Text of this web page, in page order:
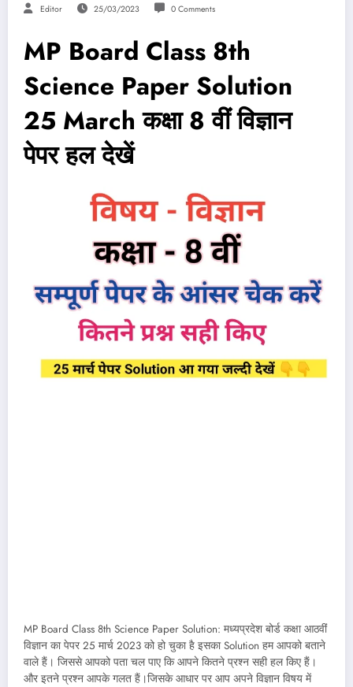
Editor 25/03/2023 0 Comments
MP Board Class 8th
Science Paper Solution
25 March कक्षा 8 वीं विज्ञान
पेपर हल देखें
MP Board Class 8th Science Paper Solution: मध्यप्रदेश बोर्ड कक्षा आठवीं
विज्ञान का पेपर 25 मार्च 2023 को हो चुका है इसका Solution हम आपको बताने
वाले हैं। जिससे आपको पता चल पाए कि आपने कितने प्रश्न सही हल किए हैं।
और इतने प्रश्न आपके गलत हैं।जिसके आधार पर आप अपने विज्ञान विषय में